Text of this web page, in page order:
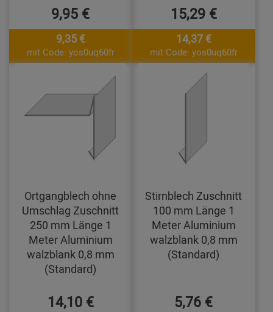
9,95 €
9,35 €
mit Code: yos0uq60fr
15,29 €
14,37 €
mit Code: yos0uq60fr
Ortgangblech ohne
Umschlag Zuschnitt
250 mm Länge 1
Meter Aluminium
walzblank 0,8 mm
(Standard)
14,10 €
Stirnblech Zuschnitt
100 mm Länge 1
Meter Aluminium
walzblank 0,8 mm
(Standard)
5,76 €